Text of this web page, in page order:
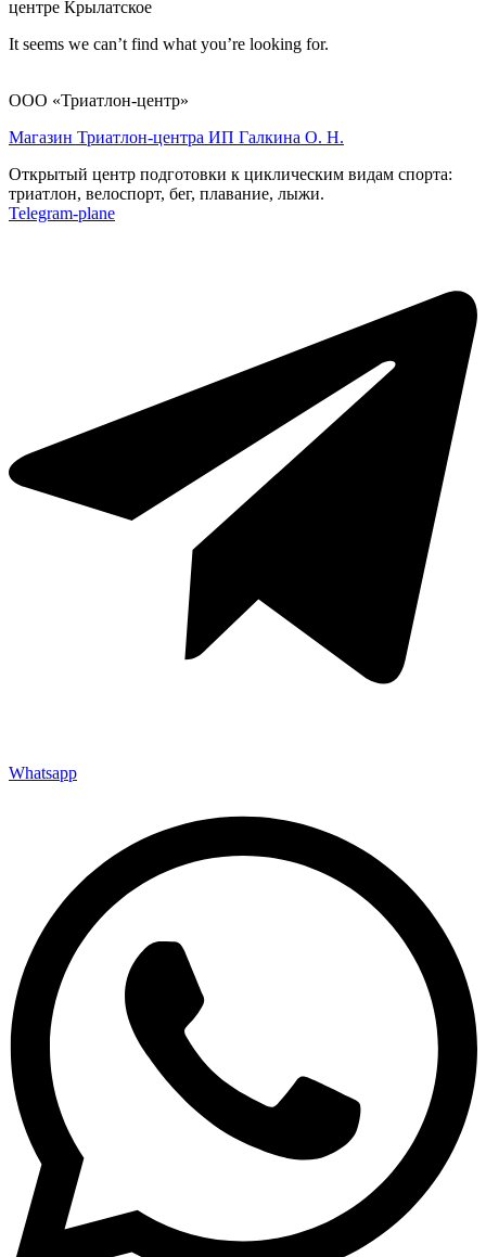
центре Крылатское
It seems we can’t find what you’re looking for.
ООО «Триатлон-центр»
Магазин Триатлон-центра ИП Галкина О. Н.
Открытый центр подготовки к циклическим видам спорта:
триатлон, велоспорт, бег, плавание, лыжи.
Telegram-plane
Whatsapp